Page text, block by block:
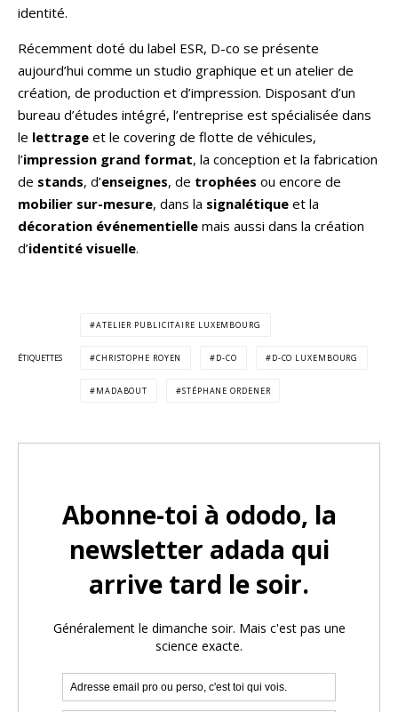
identité.
Récemment doté du label ESR, D-co se présente
aujourd’hui comme un studio graphique et un atelier de
création, de production et d’impression. Disposant d’un
bureau d’études intégré, l’entreprise est spécialisée dans
le lettrage et le covering de flotte de véhicules,
l’impression grand format, la conception et la fabrication
de stands, d’enseignes, de trophées ou encore de
mobilier sur-mesure, dans la signalétique et la
décoration événementielle mais aussi dans la création
d’identité visuelle.
ÉTIQUETTES
ATELIER PUBLICITAIRE LUXEMBOURG
CHRISTOPHE ROYEN D-CO D-CO LUXEMBOURG
MADABOUT STÉPHANE ORDENER